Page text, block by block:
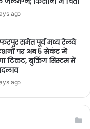
ago
समेत पूर्व मध्य रेलवे
पर अब 5 सेकंड में
टिकट, बुकिंग सिस्टम में
ago